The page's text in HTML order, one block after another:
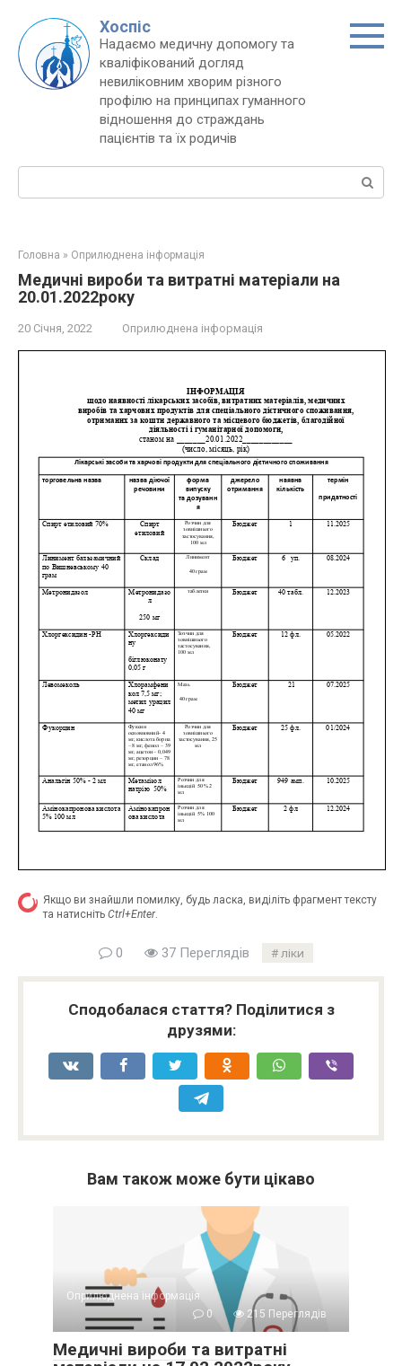
вмісту
Хоспіс
Надаємо медичну допомогу та
кваліфікований догляд
невиліковним хворим різного
профілю на принципах гуманного
відношення до страждань
пацієнтів та їх родичів
Пошук:
Головна » Оприлюднена інформація
Медичні вироби та витратні матеріали на
20.01.2022року
20 Січня, 2022 Оприлюднена інформація
Якщо ви знайшли помилку, будь ласка, виділіть фрагмент тексту
та натисніть Ctrl+Enter.
0 37 Переглядів ліки
Сподобалася стаття? Поділитися з
друзями:
Вам також може бути цікаво
Оприлюднена інформація
0
215 Переглядів
Медичні вироби та витратні